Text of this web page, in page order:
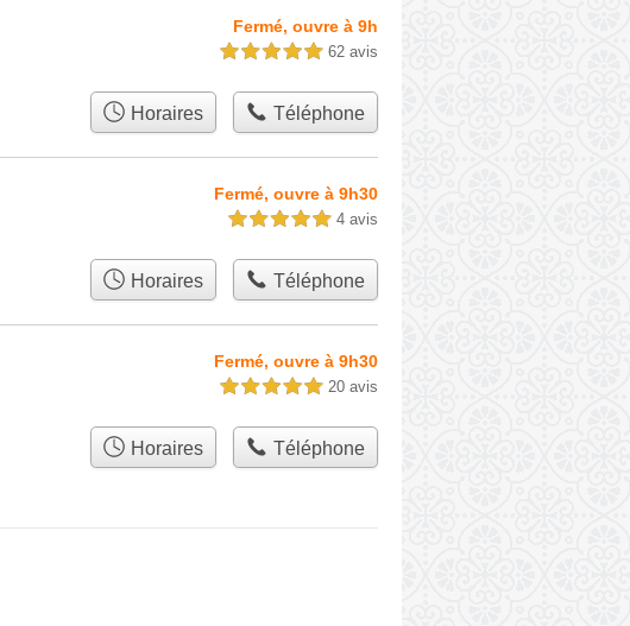
Fermé, ouvre à 9h
5,0 étoiles sur 5 62 avis
Horaires Téléphone
Fermé, ouvre à 9h30
5,0 étoiles sur 5 4 avis
Horaires Téléphone
Fermé, ouvre à 9h30
5,0 étoiles sur 5 20 avis
Horaires Téléphone